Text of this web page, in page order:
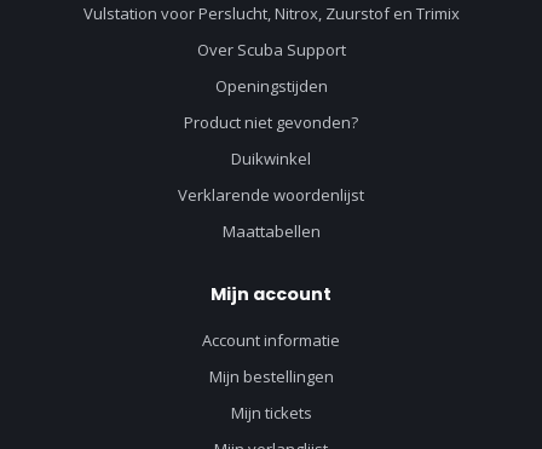
Vulstation voor Perslucht, Nitrox, Zuurstof en Trimix
Over Scuba Support
Openingstijden
Product niet gevonden?
Duikwinkel
Verklarende woordenlijst
Maattabellen
Mijn account
Account informatie
Mijn bestellingen
Mijn tickets